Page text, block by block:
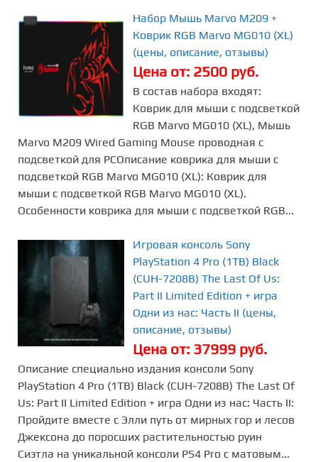
Набор Мышь Marvo M209 +
Коврик RGB Marvo MG010 (XL)
(цены, описание, отзывы)
Цена от: 2500 руб.
В состав набора входят:
Коврик для мыши с подсветкой
RGB Marvo MG010 (XL), Мышь
Marvo M209 Wired Gaming Mouse проводная с
подсветкой для PCОписание коврика для мыши с
подсветкой RGB Marvo MG010 (XL): Коврик для
мыши с подсветкой RGB Marvo MG010 (XL).
Особенности коврика для мыши с подсветкой RGB...
Игровая консоль Sony
PlayStation 4 Pro (1TB) Black
(CUH-7208В) The Last Of Us:
Part II Limited Edition + игра
Одни из нас: Часть II (цены,
описание, отзывы)
Цена от: 37999 руб.
Описание специально издания консоли Sony
PlayStation 4 Pro (1TB) Black (CUH-7208В) The Last Of
Us: Part II Limited Edition + игра Одни из нас: Часть II:
Пройдите вместе с Элли путь от мирных гор и лесов
Джексона до поросших растительностью руин
Сиэтла на уникальной консоли PS4 Pro с матовым...